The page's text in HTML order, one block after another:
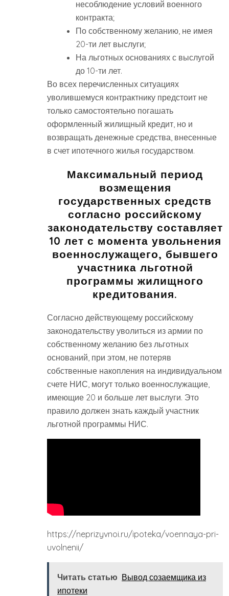
несоблюдение условий военного
контракта;
По собственному желанию, не имея
20-ти лет выслуги;
На льготных основаниях с выслугой
до 10-ти лет.
Во всех перечисленных ситуациях
уволившемуся контрактнику предстоит не
только самостоятельно погашать
оформленный жилищный кредит, но и
возвращать денежные средства, внесенные
в счет ипотечного жилья государством.
Максимальный период
возмещения
государственных средств
согласно российскому
законодательству составляет
10 лет с момента увольнения
военнослужащего, бывшего
участника льготной
программы жилищного
кредитования.
Согласно действующему российскому
законодательству уволиться из армии по
собственному желанию без льготных
оснований, при этом, не потеряв
собственные накопления на индивидуальном
счете НИС, могут только военнослужащие,
имеющие 20 и больше лет выслуги. Это
правило должен знать каждый участник
льготной программы НИС.
https://neprizyvnoi.ru/ipoteka/voennaya-pri-
uvolnenii/
Читать статью Вывод созаемщика из
ипотеки